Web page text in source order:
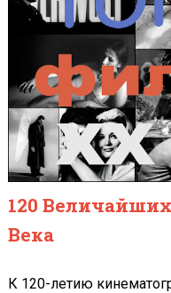
120
Века
К 120-летию